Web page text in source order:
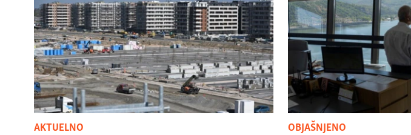
AKTUELNO OBJAŠNJENO